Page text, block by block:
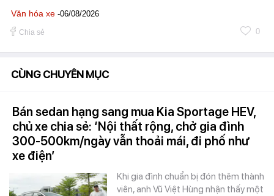
Văn hóa xe -06/08/2026
Chia sẻ 0
CÙNG CHUYÊN MỤC
Bán sedan hạng sang mua Kia Sportage HEV,
chủ xe chia sẻ: ‘Nội thất rộng, chở gia đình
300-500km/ngày vẫn thoải mái, đi phố như
xe điện’
Khi gia đình chuẩn bị đón thêm thành
viên, anh Vũ Việt Hùng nhận thấy một